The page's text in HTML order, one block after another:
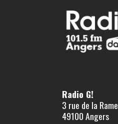
Radio G!
3 rue de la Rame
49100 Angers